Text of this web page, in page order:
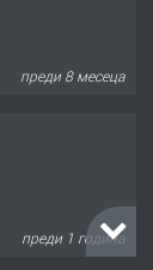
преди 8 месеца
преди 1 година